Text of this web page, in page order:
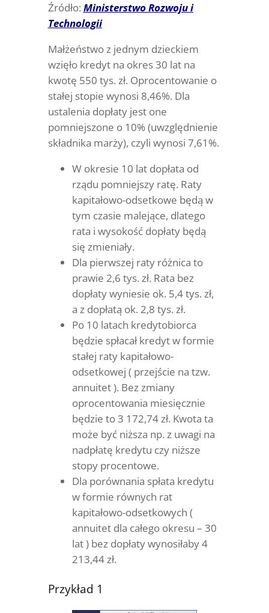
Źródło: Ministerstwo Rozwoju i
Technologii
Małżeństwo z jednym dzieckiem
wzięło kredyt na okres 30 lat na
kwotę 550 tys. zł. Oprocentowanie o
stałej stopie wynosi 8,46%. Dla
ustalenia dopłaty jest one
pomniejszone o 10% (uwzględnienie
składnika marży), czyli wynosi 7,61%.
W okresie 10 lat dopłata od
rządu pomniejszy ratę. Raty
kapitałowo-odsetkowe będą w
tym czasie malejące, dlatego
rata i wysokość dopłaty będą
się zmieniały.
Dla pierwszej raty różnica to
prawie 2,6 tys. zł. Rata bez
dopłaty wyniesie ok. 5,4 tys. zł,
a z dopłatą ok. 2,8 tys. zł.
Po 10 latach kredytobiorca
będzie spłacał kredyt w formie
stałej raty kapitałowo-
odsetkowej ( przejście na tzw.
annuitet ). Bez zmiany
oprocentowania miesięcznie
będzie to 3 172,74 zł. Kwota ta
może być niższa np. z uwagi na
nadpłatę kredytu czy niższe
stopy procentowe.
Dla porównania spłata kredytu
w formie równych rat
kapitałowo-odsetkowych (
annuitet dla całego okresu – 30
lat ) bez dopłaty wynosiłaby 4
213,44 zł.
Przykład 1